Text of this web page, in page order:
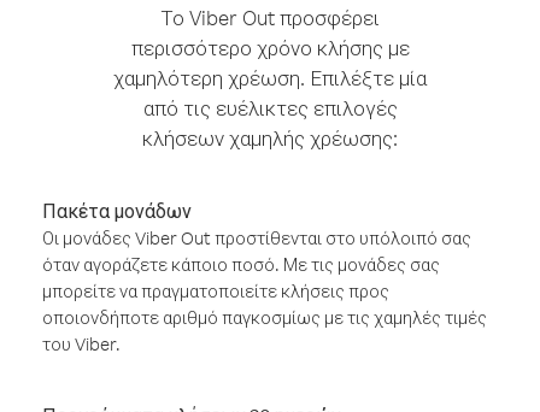
Το Viber Out προσφέρει
περισσότερο χρόνο κλήσης με
χαμηλότερη χρέωση. Επιλέξτε μία
από τις ευέλικτες επιλογές
κλήσεων χαμηλής χρέωσης:
Πακέτα μονάδων
Οι μονάδες Viber Out προστίθενται στο υπόλοιπό σας
όταν αγοράζετε κάποιο ποσό. Με τις μονάδες σας
μπορείτε να πραγματοποιείτε κλήσεις προς
οποιονδήποτε αριθμό παγκοσμίως με τις χαμηλές τιμές
του Viber.